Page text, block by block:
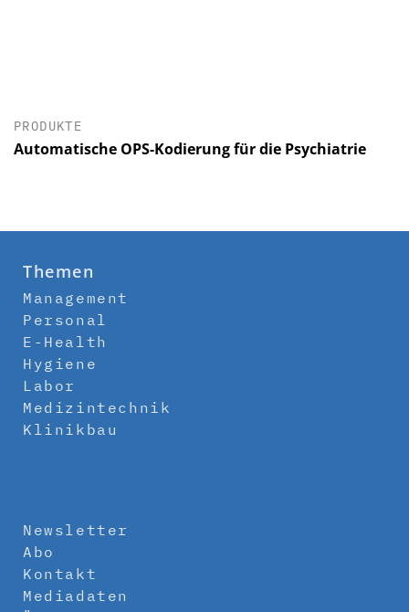
PRODUKTE
Automatische OPS-Kodierung für die Psychiatrie
Themen
Management
Personal
E-Health
Hygiene
Labor
Medizintechnik
Klinikbau
Newsletter
Abo
Kontakt
Mediadaten